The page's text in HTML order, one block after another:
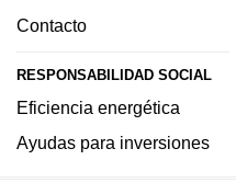
Contacto
RESPONSABILIDAD SOCIAL
Eficiencia energética
Ayudas para inversiones